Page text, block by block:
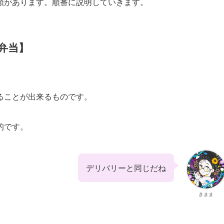
】
とが出来るものです。
す。
きまま
デリバリーと同じだね